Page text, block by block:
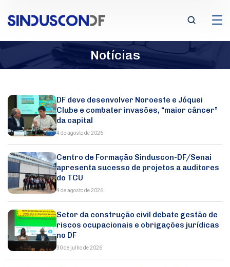
Notícias
DF deve desenvolver Noroeste e Jóquei
Clube e combater invasões, “maior câncer”
da capital
4 de agosto de 2026
Centro de Formação Sinduscon-DF/Senai
apresenta sucesso de projetos a auditores
do TCU
4 de agosto de 2026
Setor da construção civil debate gestão de
riscos ocupacionais e obrigações jurídicas
no DF
30 de julho de 2026